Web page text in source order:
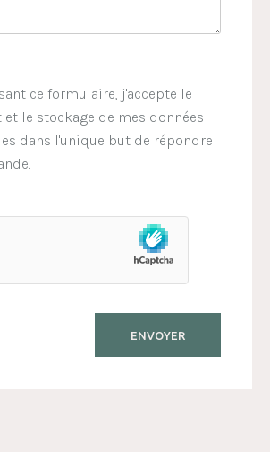
ce formulaire, j'accepte le
le stockage de mes données
dans l'unique but de répondre